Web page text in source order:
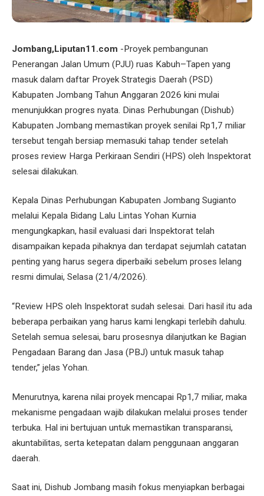
Jombang,Liputan11.com -Proyek pembangunan
Penerangan Jalan Umum (PJU) ruas Kabuh–Tapen yang
masuk dalam daftar Proyek Strategis Daerah (PSD)
Kabupaten Jombang Tahun Anggaran 2026 kini mulai
menunjukkan progres nyata. Dinas Perhubungan (Dishub)
Kabupaten Jombang memastikan proyek senilai Rp1,7 miliar
tersebut tengah bersiap memasuki tahap tender setelah
proses review Harga Perkiraan Sendiri (HPS) oleh Inspektorat
selesai dilakukan.
Kepala Dinas Perhubungan Kabupaten Jombang Sugianto
melalui Kepala Bidang Lalu Lintas Yohan Kurnia
mengungkapkan, hasil evaluasi dari Inspektorat telah
disampaikan kepada pihaknya dan terdapat sejumlah catatan
penting yang harus segera diperbaiki sebelum proses lelang
resmi dimulai, Selasa (21/4/2026).
“Review HPS oleh Inspektorat sudah selesai. Dari hasil itu ada
beberapa perbaikan yang harus kami lengkapi terlebih dahulu.
Setelah semua selesai, baru prosesnya dilanjutkan ke Bagian
Pengadaan Barang dan Jasa (PBJ) untuk masuk tahap
tender,” jelas Yohan.
Menurutnya, karena nilai proyek mencapai Rp1,7 miliar, maka
mekanisme pengadaan wajib dilakukan melalui proses tender
terbuka. Hal ini bertujuan untuk memastikan transparansi,
akuntabilitas, serta ketepatan dalam penggunaan anggaran
daerah.
Saat ini, Dishub Jombang masih fokus menyiapkan berbagai